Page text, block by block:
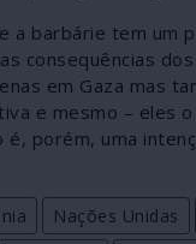
a barbárie tem um
consequências
em Gaza mas
e mesmo – eles
porém, uma
Nações Unidas